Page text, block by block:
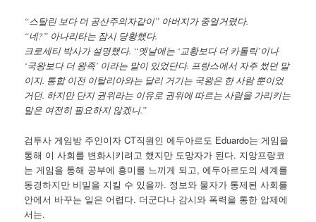
“스탈린 보다 더 공산주의자같이” 아버지가 중얼거렸다.
“네?” 아나리타는 잠시 당황했다.
크로세티 박사가 설명했다. “옛날에는 ‘교황보다 더 카톨릭’이나
‘국왕보다 더 왕족’ 이라는 말이 있었단다. 프랑스에서 자주 썼던 말
이지. 통합 이전 이탈리아와는 달리 거기는 국왕은 한 사람 뿐이었
거던. 하지만 단지 권위라는 이유로 권위에 따르는 사람을 가리키는
말은 여전히 필요하지 않겠니.”
검투사 게임방 주인이자 CT직원인 에두아르도 Eduardo는 게임을
통해 이 사회를 변화시키려고 했지만 도망자가 된다. 지앙프랑코
는 게임을 통해 공부에 흥미를 느끼게 되고, 에두아르도의 세계를
동경하지만 비밀을 지킬 수 있을까. 정보와 물자가 통제된 사회를
안에서 바꾸는 일은 어렵다. 더군다나 감시와 폭력을 통한 압제에
서는.